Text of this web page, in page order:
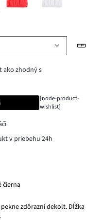
ako zhodný s
[node-product-
wishlist]
v priebehu 24h
čierna
zdôrazní dekolt. Dĺžka